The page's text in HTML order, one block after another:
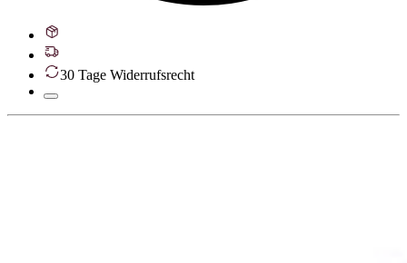
30 Tage Widerrufsrecht